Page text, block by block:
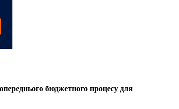
бюджетного процесу для